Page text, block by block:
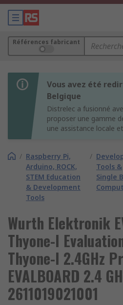
Références fabricant
Vous avez été
Belgique
Distrelec a fusionné
proposer une gamme
une assistance locale
/ Raspberry Pi,
Arduino, ROCK,
STEM Education
& Development
Tools
/
Tools &
Single
Wurth Elektronik
Thyone-I
Thyone-I 2.4GHz
EVALBOARD 2.4
2611019021001